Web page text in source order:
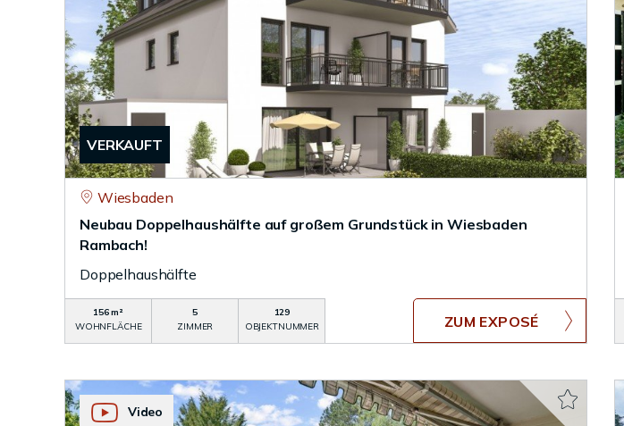
VERKAUFT
Wiesbaden
Neubau Doppelhaushälfte auf großem Grundstück in Wiesbaden
Rambach!
Doppelhaushälfte
156 m²
WOHNFLÄCHE
5
ZIMMER
129
OBJEKTNUMMER
ZUM EXPOSÉ
Video